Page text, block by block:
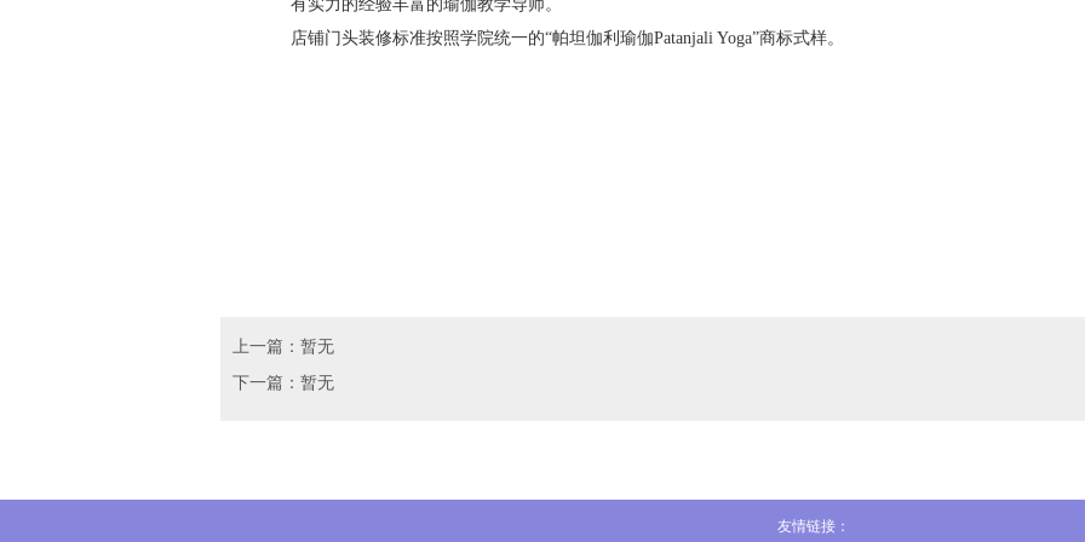
有实力的经验丰富的瑜伽教学导师。
店铺门头装修标准按照学院统一的“帕坦伽利瑜伽Patanjali Yoga”商标式样。
上一篇：暂无
下一篇：暂无
友情链接：